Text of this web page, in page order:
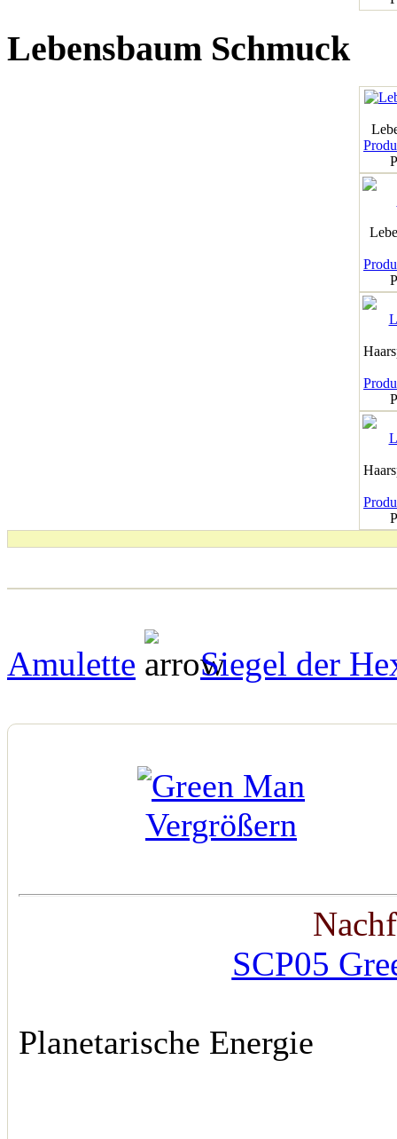
Lebensbaum Schmuck
Amulette Siegel der
Vergrößern
SCP05
Planetarische Energie